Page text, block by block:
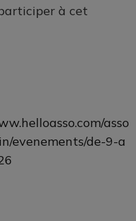
à cet
asso
evenements/de-9-a